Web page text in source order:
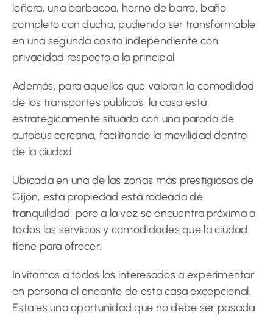
leñera, una barbacoa, horno de barro, baño
completo con ducha, pudiendo ser transformable
en una segunda casita independiente con
privacidad respecto a la principal.
Además, para aquellos que valoran la comodidad
de los transportes públicos, la casa está
estratégicamente situada con una parada de
autobús cercana, facilitando la movilidad dentro
de la ciudad.
Ubicada en una de las zonas más prestigiosas de
Gijón, esta propiedad está rodeada de
tranquilidad, pero a la vez se encuentra próxima a
todos los servicios y comodidades que la ciudad
tiene para ofrecer.
Invitamos a todos los interesados a experimentar
en persona el encanto de esta casa excepcional.
Esta es una oportunidad que no debe ser pasada